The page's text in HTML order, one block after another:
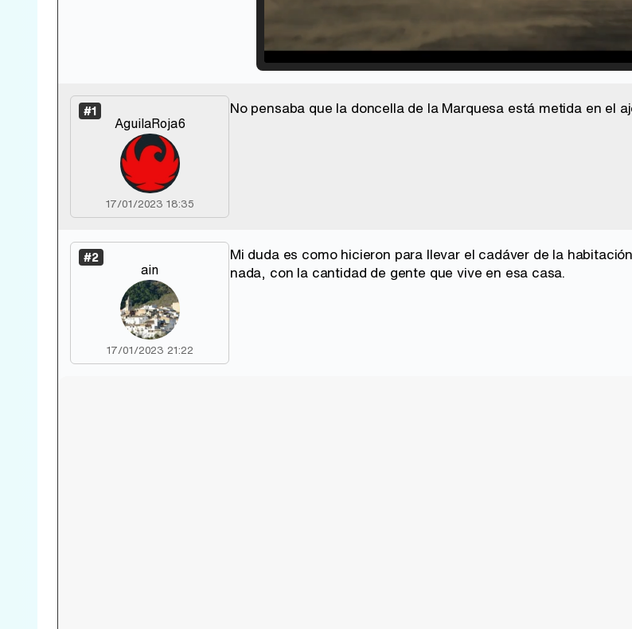
Unmute
#1
AguilaRoja6
17/01/2023 18:35
No pensaba que la doncella de la Marquesa está metida en el
#2
ain
17/01/2023 21:22
Mi duda es como hicieron para llevar el cadáver de la
nada, con la cantidad de gente que vive en esa casa.